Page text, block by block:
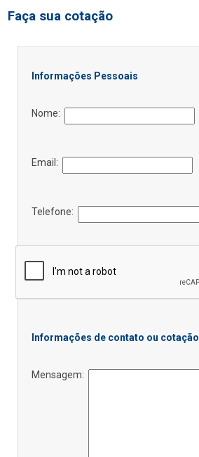
Faça sua cotação
Informações Pessoais
Nome:
Email:
Telefone:
Informações de contato ou cotação
Mensagem: